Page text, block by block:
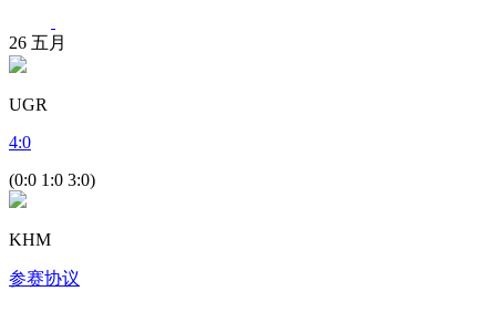
26 五月
UGR
4:0
(0:0 1:0 3:0)
KHM
参赛协议